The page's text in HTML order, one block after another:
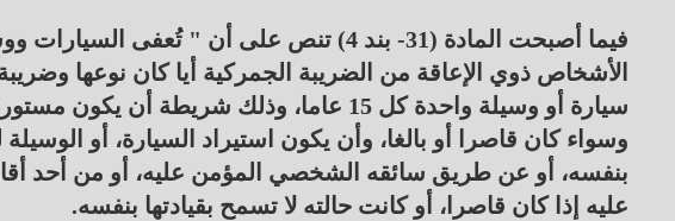
فيما أصبحت المادة (31- بند 4) تنص على أن "
الأشخاص ذوي الإعاقة من الضريبة الجمركية أيا كان نوعها
سيارة أو وسيلة واحدة كل 15 عاما، وذلك
وسواء كان قاصرا أو بالغا، وأن يكون استيراد السيارة، أو
بنفسه، أو عن طريق سائقه الشخصي المؤمن عليه، أو من أحد
عليه إذا كان قاصرا، أو كانت حالته لا تسمح بقيادتها بنفسه.